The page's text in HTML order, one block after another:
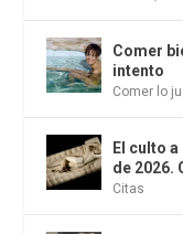
Comer
intento
Comer lo
El culto
de 2026.
Citas